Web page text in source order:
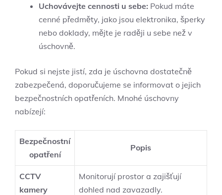
Uchovávejte cennosti u sebe: Pokud máte
cenné předměty, jako jsou elektronika, šperky
nebo doklady, mějte je raději u sebe než v
úschovně.
Pokud si nejste jistí, zda je úschovna dostatečně
zabezpečená, doporučujeme se informovat o jejich
bezpečnostních opatřeních. Mnohé úschovny
nabízejí:
Bezpečnostní
opatření
Popis
CCTV
kamery
Monitorují prostor a zajišťují
dohled nad zavazadly.